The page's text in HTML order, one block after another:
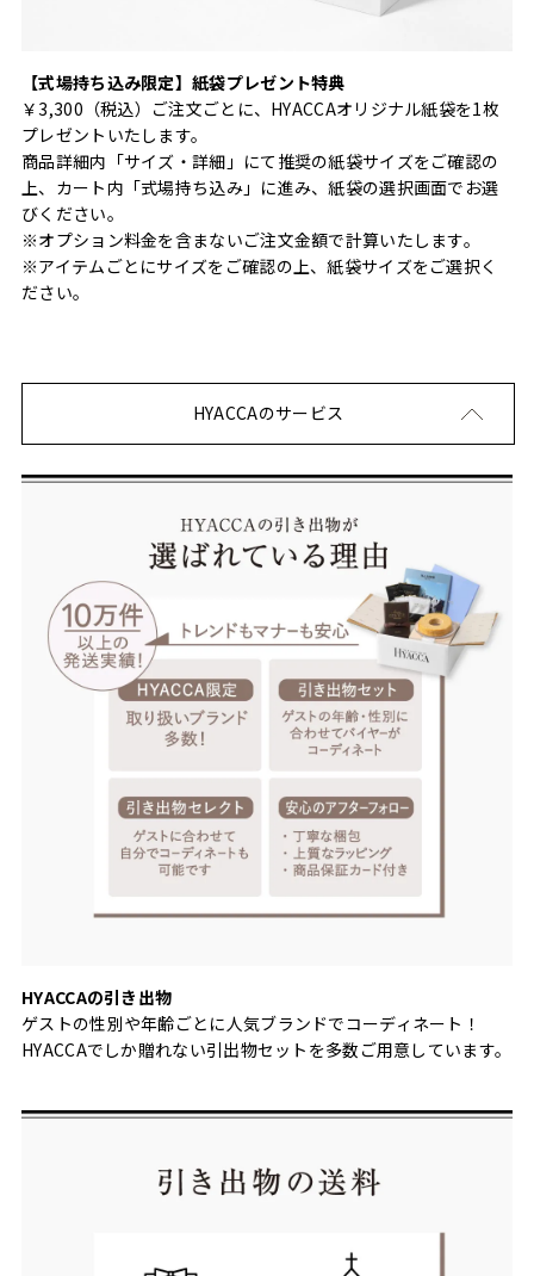
【式場持ち込み限定】紙袋プレゼント特典
￥3,300（税込）ご注文ごとに、HYACCAオリジナル紙袋を1枚
プレゼントいたします。
商品詳細内「サイズ・詳細」にて推奨の紙袋サイズをご確認の
上、カート内「式場持ち込み」に進み、紙袋の選択画面でお選
びください。
※オプション料金を含まないご注文金額で計算いたします。
※アイテムごとにサイズをご確認の上、紙袋サイズをご選択く
ださい。
HYACCAのサービス
HYACCAの引き出物
ゲストの性別や年齢ごとに人気ブランドでコーディネート！
HYACCAでしか贈れない引出物セットを多数ご用意しています。